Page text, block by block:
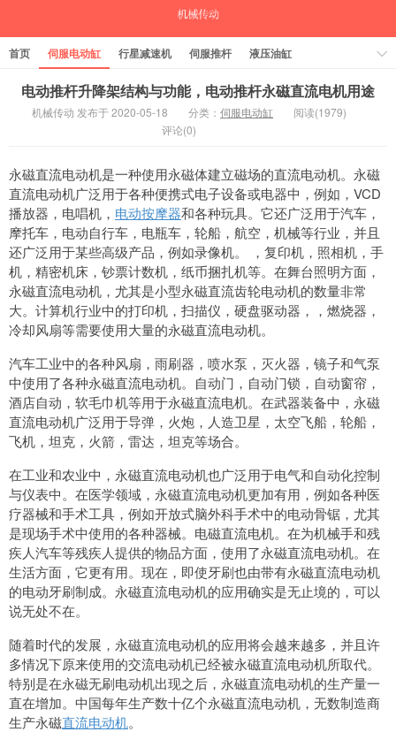
首页 伺服电动缸 行星减速机 伺服推杆
液压油缸
中空旋转平台
气缸
电动推杆升降架结构与功能，电动推杆永磁直流电机用途
机械传动 发布于 2020-05-18 分类： 伺服电动缸
阅读(1979)
评论(0)
永磁直流电动机是一种使用永磁体建立磁场的直流电动机。永磁
直流电动机广泛用于各种便携式电子设备或电器中，例如，VCD
播放器，电唱机， 电动按摩器和各种玩具。它还广泛用于汽车，
摩托车，电动自行车，电瓶车，轮船，航空，机械等行业，并且
还广泛用于某些高级产品，例如录像机。 ，复印机，照相机，手
机，精密机床，钞票计数机，纸币捆扎机等。在舞台照明方面，
永磁直流电动机，尤其是小型永磁直流齿轮电动机的数量非常
大。计算机行业中的打印机，扫描仪，硬盘驱动器，，燃烧器，
冷却风扇等需要使用大量的永磁直流电动机。
汽车工业中的各种风扇，雨刷器，喷水泵，灭火器，镜子和气泵
中使用了各种永磁直流电动机。自动门，自动门锁，自动窗帘，
酒店自动，软毛巾机等用于永磁直流电机。在武器装备中，永磁
直流电动机广泛用于导弹，火炮，人造卫星，太空飞船，轮船，
飞机，坦克，火箭，雷达，坦克等场合。
在工业和农业中，永磁直流电动机也广泛用于电气和自动化控制
与仪表中。在医学领域，永磁直流电动机更加有用，例如各种医
疗器械和手术工具，例如开放式脑外科手术中的电动骨锯，尤其
是现场手术中使用的各种器械。电磁直流电机。在为机械手和残
疾人汽车等残疾人提供的物品方面，使用了永磁直流电动机。在
生活方面，它更有用。现在，即使牙刷也由带有永磁直流电动机
的电动牙刷制成。永磁直流电动机的应用确实是无止境的，可以
说无处不在。
随着时代的发展，永磁直流电动机的应用将会越来越多，并且许
多情况下原来使用的交流电动机已经被永磁直流电动机所取代。
特别是在永磁无刷电动机出现之后，永磁直流电动机的生产量一
直在增加。中国每年生产数十亿个永磁直流电动机，无数制造商
生产永磁直流电动机。